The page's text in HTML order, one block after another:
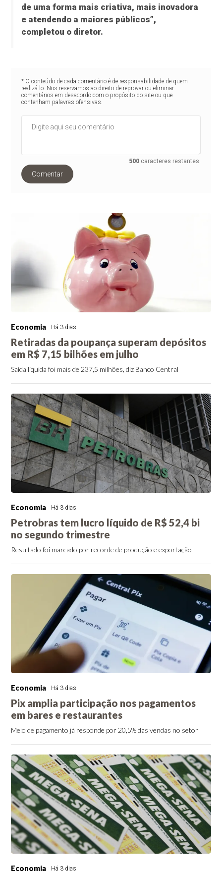
de uma forma mais criativa, mais inovadora
e atendendo a maiores públicos”,
completou o diretor.
* O conteúdo de cada comentário é de responsabilidade de quem
realizá-lo. Nos reservamos ao direito de reprovar ou eliminar
comentários em desacordo com o propósito do site ou que
contenham palavras ofensivas.
500 caracteres restantes.
Comentar
Economia Há 3 dias
Retiradas da poupança superam depósitos
em R$ 7,15 bilhões em julho
Saída líquida foi mais de 237,5 milhões, diz Banco Central
Economia Há 3 dias
Petrobras tem lucro líquido de R$ 52,4 bi
no segundo trimestre
Resultado foi marcado por recorde de produção e exportação
Economia Há 3 dias
Pix amplia participação nos pagamentos
em bares e restaurantes
Meio de pagamento já responde por 20,5% das vendas no setor
Economia Há 3 dias